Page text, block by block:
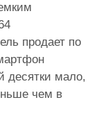
продает по
десятки мало,
чем в